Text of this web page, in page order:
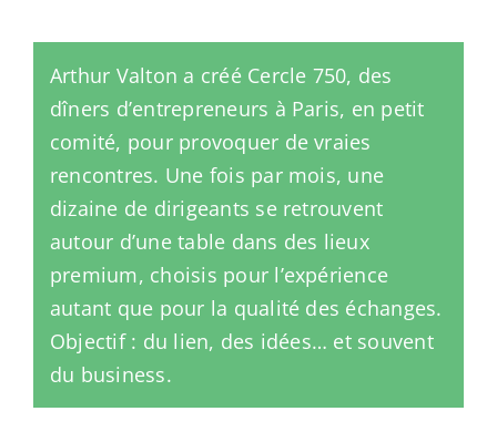
Arthur Valton a créé Cercle 750, des
dîners d’entrepreneurs à Paris, en petit
comité, pour provoquer de vraies
rencontres. Une fois par mois, une
dizaine de dirigeants se retrouvent
autour d’une table dans des lieux
premium, choisis pour l’expérience
autant que pour la qualité des échanges.
Objectif : du lien, des idées… et souvent
du business.